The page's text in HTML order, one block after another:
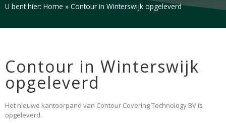
U bent hier: Home » Contour in Winterswijk opgeleverd
Contour in Winterswijk
opgeleverd
Het nieuwe kantoorpand van Contour Covering Technology BV is
opgeleverd.